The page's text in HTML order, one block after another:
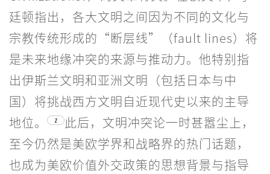
廷顿指出，各大文明之间因为不同的文化与
宗教传统形成的“断层线”（fault lines）将
是未来地缘冲突的来源与推动力。他特别指
出伊斯兰文明和亚洲文明（包括日本与中
国）将挑战西方文明自近现代史以来的主导
地位。
2
此后，文明冲突论一时甚嚣尘上，
至今仍然是美欧学界和战略界的热门话题，
也成为美欧价值外交政策的思想背景与指导